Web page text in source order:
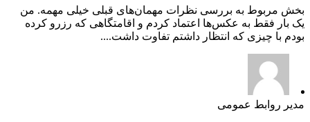
بخش مربوط به بررسی نظرات مهمان‌های قبلی خیلی مهمه. من
یک بار فقط به عکس‌ها اعتماد کردم و اقامتگاهی که رزرو کرده
بودم با چیزی که انتظار داشتم تفاوت داشت....
مدیر روابط عمومی